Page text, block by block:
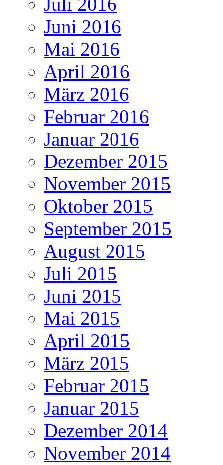
Juli 2016
Juni 2016
Mai 2016
April 2016
März 2016
Februar 2016
Januar 2016
Dezember 2015
November 2015
Oktober 2015
September 2015
August 2015
Juli 2015
Juni 2015
Mai 2015
April 2015
März 2015
Februar 2015
Januar 2015
Dezember 2014
November 2014